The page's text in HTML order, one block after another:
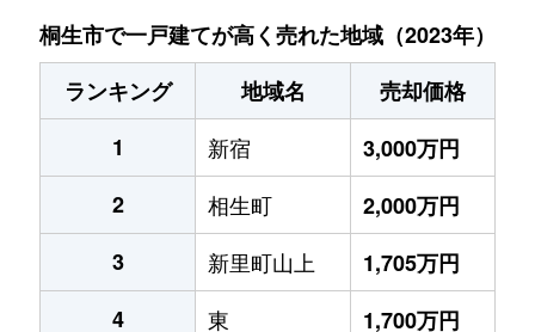
桐生市で一戸建てが高く売れた地域（2023年）
ランキング
地域名
売却価格
1
新宿
3,000万円
2
相生町
2,000万円
3
新里町山上
1,705万円
4
東
1,700万円